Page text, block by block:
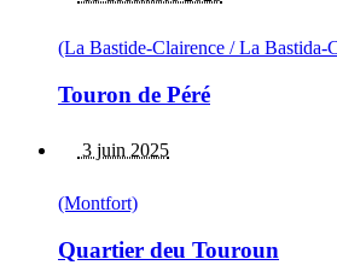
(La Bastide-Clairence / La Bastida-
Touron de Péré
3 juin 2025
(Montfort)
Quartier deu Touroun